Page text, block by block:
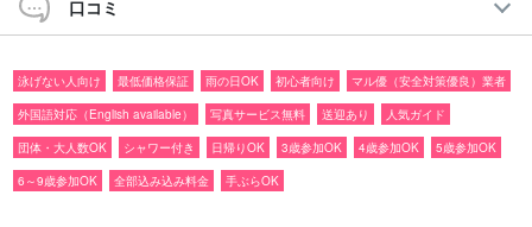
3歳から手軽に体験可能！
世界遺産西表島でハイキングしよう！
短時間のハイキングなので、小さい子からご年配の方などハイキ
ングが初めての方でもお気軽にご参加頂けます。
口コミ
泳げない人向け 最低価格保証 雨の日OK 初心者向け
マル優（安全対策優良）業者
外国語対応（English available）
写真サービス無料 送迎あり
人気ガイド
団体・大人数OK
シャワー付き 日帰りOK 3歳参加OK 4歳参加OK
5歳参加OK
6～9歳参加OK
全部込み込み料金 手ぶらOK